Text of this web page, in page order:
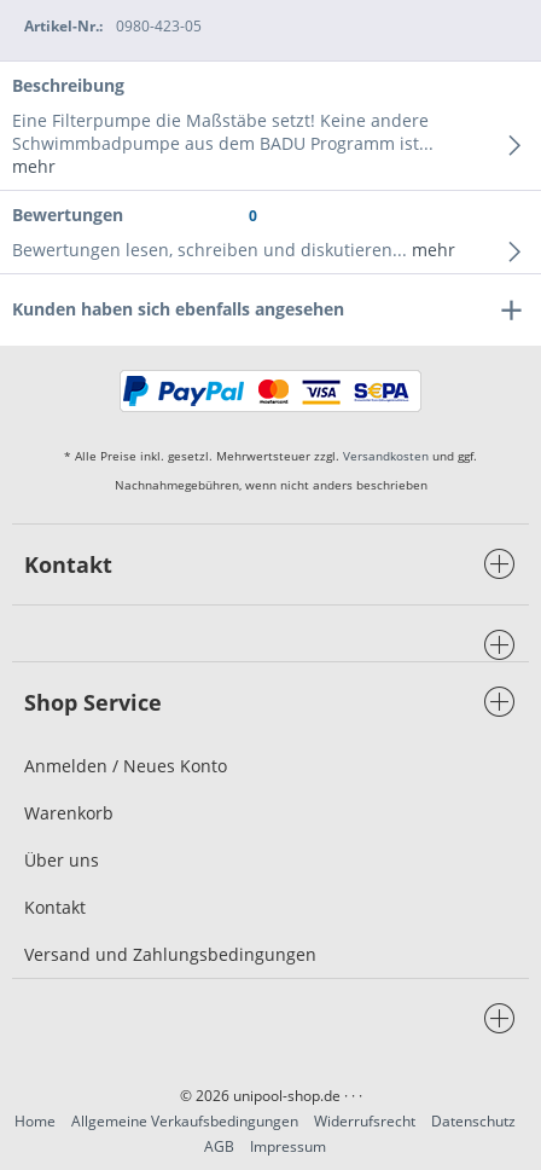
Artikel-Nr.:
0980-423-05
Beschreibung
Eine Filterpumpe die Maßstäbe setzt! Keine andere
Schwimmbadpumpe aus dem BADU Programm ist...
mehr
Bewertungen 0
Bewertungen lesen, schreiben und diskutieren... mehr
Kunden haben sich ebenfalls angesehen
* Alle Preise inkl. gesetzl. Mehrwertsteuer zzgl. Versandkosten und ggf.
Nachnahmegebühren, wenn nicht anders beschrieben
Kontakt
Shop Service
Anmelden / Neues Konto
Warenkorb
Über uns
Kontakt
Versand und Zahlungsbedingungen
© 2026 unipool-shop.de · · ·
Home
Allgemeine Verkaufsbedingungen Widerrufsrecht
Datenschutz
AGB
Impressum